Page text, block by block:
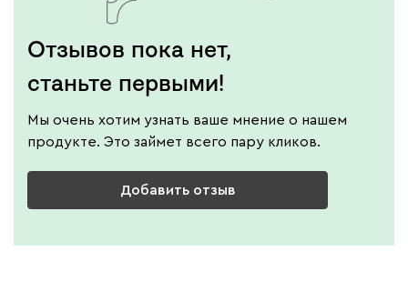
Отзывов пока нет,
станьте первыми!
Мы очень хотим узнать ваше мнение о нашем
продукте. Это займет всего пару кликов.
Добавить отзыв